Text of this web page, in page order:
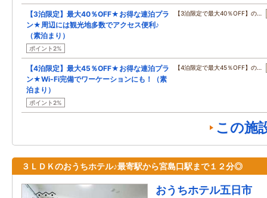
【3泊限定】最大40％OFF★お得な連泊プラ
ン★周辺には観光地多数でアクセス便利♪
（素泊まり）
ポイント2%
【3泊限定で最大40％OFF】の…
【4泊限定】最大45％OFF★お得な連泊プラ
ン★Wi-Fi完備でワーケーションにも！（素
泊まり）
ポイント2%
【4泊限定で最大45％OFF】の…
この施
３ＬＤＫのおうちホテル♪最寄駅から宮島口駅まで１２分◎
おうちホテル五日市